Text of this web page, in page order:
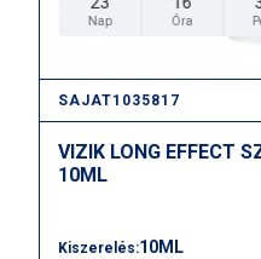
Nap Óra
SAJAT1035817
VIZIK LONG EFFECT
10ML
Kiszerelés:10ML